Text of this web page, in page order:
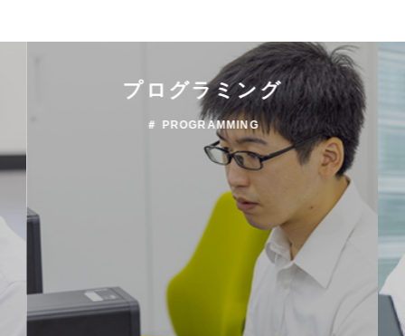
プログラミング
＃ PROGRAMMING